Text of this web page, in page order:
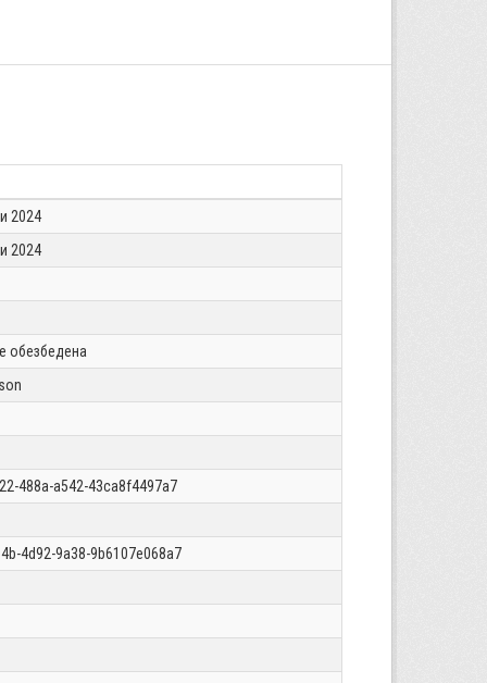
2024
2024
обезбедена
488a-a542-43ca8f4497a7
4d92-9a38-9b6107e068a7